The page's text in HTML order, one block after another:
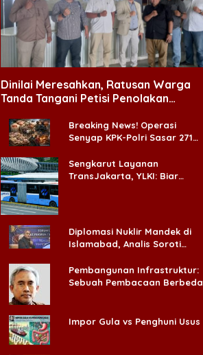
Dinilai Meresahkan, Ratusan Warga
Tanda Tangani Petisi Penolakan
Breaking News! Operasi
Senyap KPK-Polri Sasar 271
Ada ‘Badai Pemeriksaan’
Sengkarut Layanan
TransJakarta, YLKI: Biar
Diplomasi Nuklir Mandek di
Islamabad, Analis Soroti
Pembangunan Infrastruktur:
Sebuah Pembacaan Berbeda
Impor Gula vs Penghuni Usus